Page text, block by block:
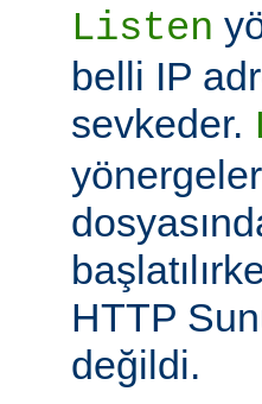
Listen
belli IP
sevkeder.
HTTP
değildi.